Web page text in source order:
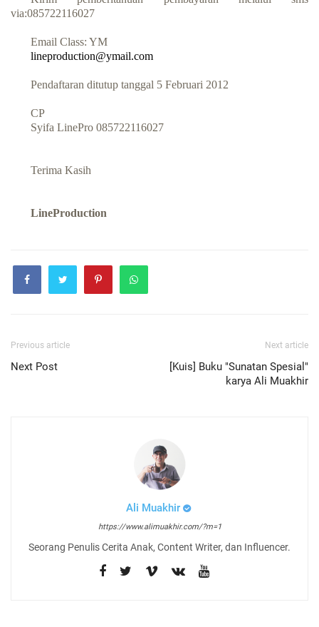
via:085722116027
Email Class: YM
lineproduction@ymail.com
Pendaftaran ditutup tanggal 5 Februari 2012
CP
Syifa LinePro 085722116027
Terima Kasih
LineProduction
Previous article
Next Post
Next article
[Kuis] Buku "Sunatan Spesial"
karya Ali Muakhir
Ali Muakhir
https://www.alimuakhir.com/?m=1
Seorang Penulis Cerita Anak, Content Writer, dan Influencer.